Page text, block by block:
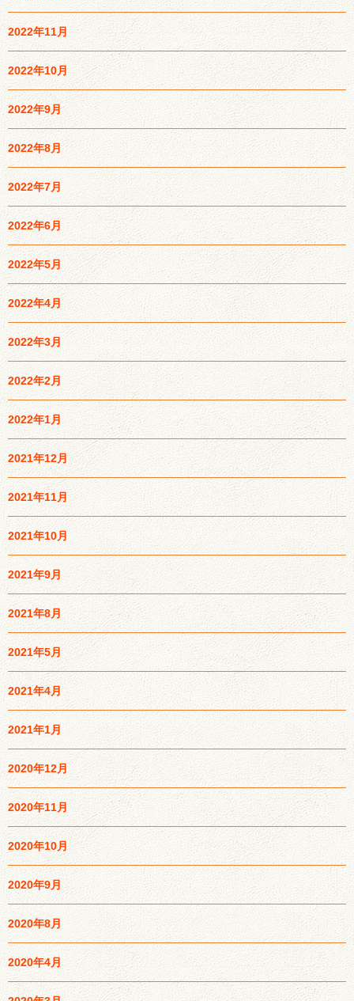
2022年11月
2022年10月
2022年9月
2022年8月
2022年7月
2022年6月
2022年5月
2022年4月
2022年3月
2022年2月
2022年1月
2021年12月
2021年11月
2021年10月
2021年9月
2021年8月
2021年5月
2021年4月
2021年1月
2020年12月
2020年11月
2020年10月
2020年9月
2020年8月
2020年4月